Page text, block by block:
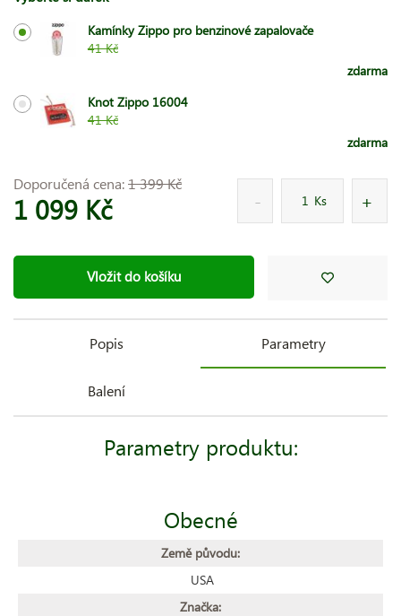
Kamínky Zippo pro benzinové zapalovače
41 Kč
zdarma
Knot Zippo 16004
41 Kč
zdarma
Doporučená cena:1 399 Kč
1 099 Kč Ks
Vložit do košíku
Popis Parametry
Balení
Parametry produktu:
Obecné
Země původu:
USA
Značka: